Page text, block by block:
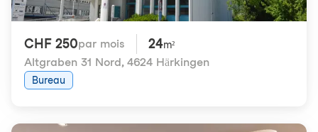
CHF 250par mois 24m²
Altgraben 31 Nord, 4624 Härkingen
Bureau